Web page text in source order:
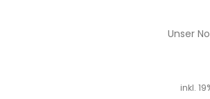
Unser
inkl.